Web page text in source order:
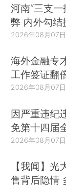
河南“三支
弊 内外勾结
2026年08月07日
海外金融专
工作签证翻
2026年08月07日
因严重违纪
免第十四届
2026年08月07日
【我闻】光
售背后隐情